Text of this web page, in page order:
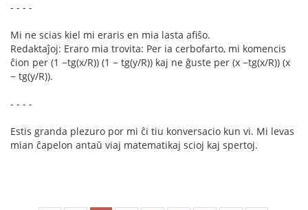
- - - -
Mi ne scias kiel mi eraris en mia lasta afiŝo.
Redaktaĵoj: Eraro mia trovita: Per ia cerbofarto, mi komencis
ĉion per (1 −tg(x/R)) (1 − tg(y/R)) kaj ne ĝuste per (x −tg(x/R)) (x
− tg(y/R)).
- - - -
Estis granda plezuro por mi ĉi tiu konversacio kun vi. Mi levas
mian ĉapelon antaŭ viaj matematikaj scioj kaj spertoj.